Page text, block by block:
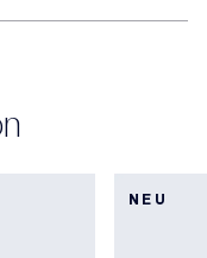
NEU